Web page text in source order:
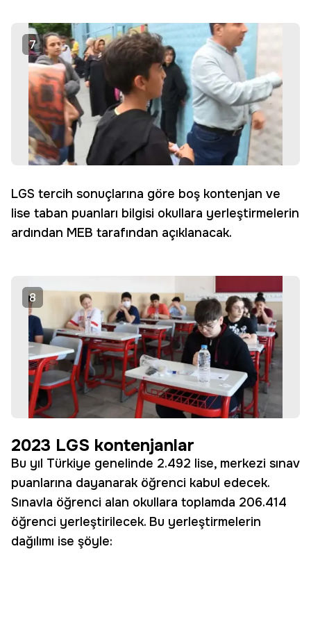
7
LGS tercih sonuçlarına göre boş kontenjan ve
lise taban puanları bilgisi okullara yerleştirmelerin
ardından MEB tarafından açıklanacak.
8
2023 LGS kontenjanlar
Bu yıl Türkiye genelinde 2.492 lise, merkezi sınav
puanlarına dayanarak öğrenci kabul edecek.
Sınavla öğrenci alan okullara toplamda 206.414
öğrenci yerleştirilecek. Bu yerleştirmelerin
dağılımı ise şöyle: